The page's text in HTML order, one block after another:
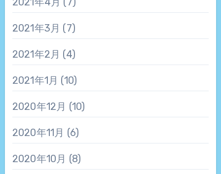
2021年3月 (7)
2021年2月 (4)
2021年1月 (10)
2020年12月 (10)
2020年11月 (6)
2020年10月 (8)